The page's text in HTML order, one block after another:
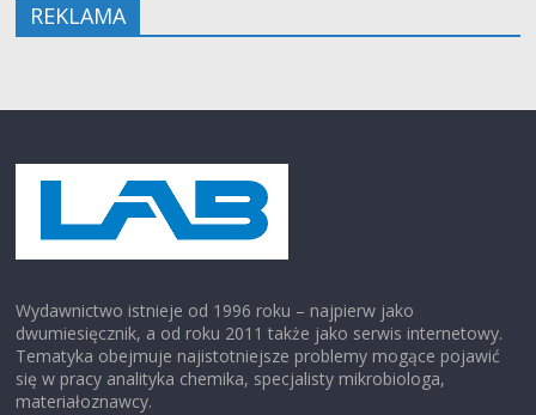
REKLAMA
Wydawnictwo istnieje od 1996 roku – najpierw jako
dwumiesięcznik, a od roku 2011 także jako serwis internetowy.
Tematyka obejmuje najistotniejsze problemy mogące pojawić
się w pracy analityka chemika, specjalisty mikrobiologa,
materiałoznawcy.